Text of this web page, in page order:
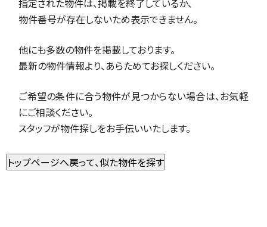
指定された物件は、掲載を終了しているか、
物件番号が存在しないため表示できません。
他にも多数の物件を掲載しております。
最新の物件情報より、あらためてお探しください。
ご希望の条件に合う物件が見つからない場合は、お気軽
にご相談ください。
スタッフが物件探しをお手伝いいたします。